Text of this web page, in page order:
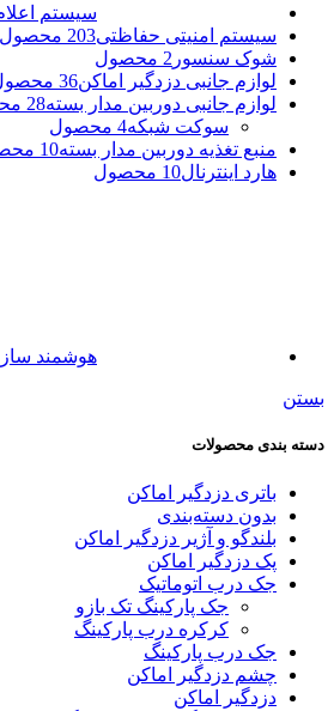
سیستم
سیستم امنیتی حفاظتی203 محصول
شوک سنسور 2 محصول
لوازم جانبی دزدگیر اماکن36 محصول
لوازم جانبی دوربین مدار بسته28 محصول
سوکت شبکه4 محصول
منبع تغذیه دوربین مدار بسته10 محصول
هارد اینترنال10 محصول
هوشمند
بستن
دسته بندی محصولات
باتری دزدگیر اماکن
بدون دسته‌بندی
بلندگو و آژیر دزدگیر اماکن
پک دزدگیر اماکن
جک درب اتوماتیک
جک پارکینگ تک بازو
کرکره درب پارکینگ
جک درب پارکینگ
چشم دزدگیر اماکن
دزدگیر اماکن